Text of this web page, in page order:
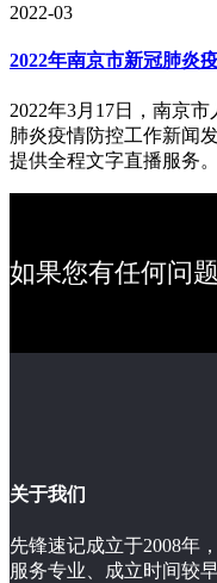
2022-03
2022年南京市新冠肺炎
2022年3月17日，南京
肺炎疫情防控工作新闻
提供全程文字直播服务
如果您有任何问
关于我们
先锋速记成立于2008年
服务专业、成立时间较